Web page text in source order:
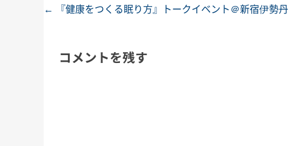
投稿ナビゲーション
← 『健康をつくる眠り方』トークイベント＠新宿伊勢丹
コメントを残す